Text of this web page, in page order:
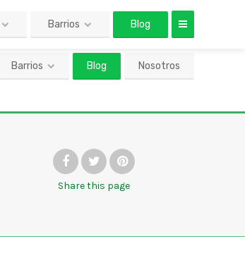
Barrios Blog Nosotros
Share this page